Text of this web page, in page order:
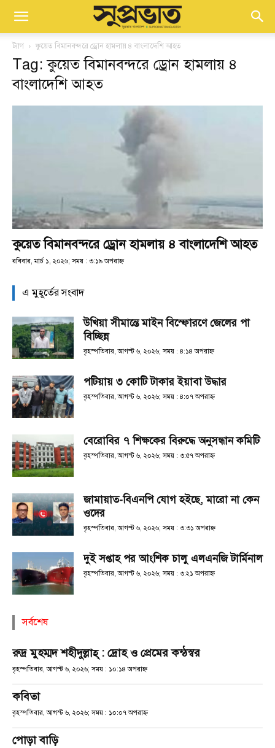
ট্যাগ কুয়েত বিমানবন্দরে ড্রোন হামলায় ৪ বাংলাদেশি আহত
Tag: কুয়েত বিমানবন্দরে ড্রোন হামলায় ৪
বাংলাদেশি আহত
কুয়েত বিমানবন্দরে ড্রোন হামলায় ৪ বাংলাদেশি আহত
রবিবার, মার্চ ১, ২০২৬; সময় : ৩:১৯ অপরাহ্ণ
এ মুহূর্তের সংবাদ
উখিয়া সীমান্তে মাইন বিস্ফোরণে জেলের পা
বিচ্ছিন্ন
বৃহস্পতিবার, আগস্ট ৬, ২০২৬; সময় : ৪:১৪ অপরাহ্ণ
পটিয়ায় ৩ কোটি টাকার ইয়াবা উদ্ধার
বৃহস্পতিবার, আগস্ট ৬, ২০২৬; সময় : ৪:০৭ অপরাহ্ণ
বেরোবির ৭ শিক্ষকের বিরুদ্ধে অনুসন্ধান কমিটি
বৃহস্পতিবার, আগস্ট ৬, ২০২৬; সময় : ৩:৫৭ অপরাহ্ণ
জামায়াত-বিএনপি যোগ হইছে, মারো না কেন
ওদের
বৃহস্পতিবার, আগস্ট ৬, ২০২৬; সময় : ৩:৩১ অপরাহ্ণ
দুই সপ্তাহ পর আংশিক চালু এলএনজি টার্মিনাল
বৃহস্পতিবার, আগস্ট ৬, ২০২৬; সময় : ৩:২১ অপরাহ্ণ
সর্বশেষ
রুদ্র মুহম্মদ শহীদুল্লাহ্ : দ্রোহ ও প্রেমের কন্ঠস্বর
বৃহস্পতিবার, আগস্ট ৬, ২০২৬; সময় : ১০:১৪ অপরাহ্ণ
কবিতা
বৃহস্পতিবার, আগস্ট ৬, ২০২৬; সময় : ১০:০৭ অপরাহ্ণ
পোড়া বাড়ি